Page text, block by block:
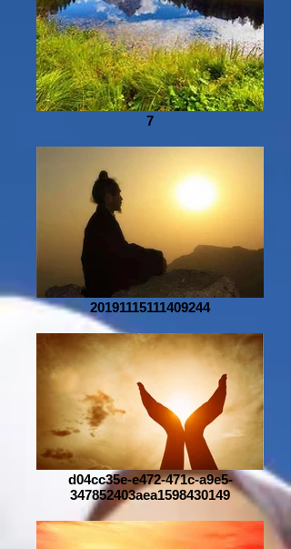
7
20191115111409244
d04cc35e-e472-471c-a9e5-
347852403aea1598430149